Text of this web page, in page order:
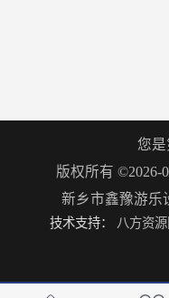
您是
版权所有 ©2026-
新乡市鑫豫游乐
技术支持： 八方资源